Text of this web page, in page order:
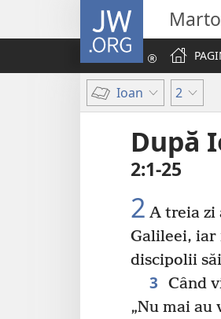
JW.ORG
Ioan 2
După
2:1-25
2 A treia zi
Galileei, iar
discipolii
3
Când
„Nu mai au